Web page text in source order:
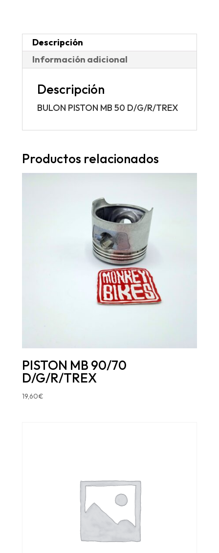
Descripción
Información adicional
Descripción
BULON PISTON MB 50 D/G/R/TREX
Productos relacionados
PISTON MB 90/70
D/G/R/TREX
19,60€